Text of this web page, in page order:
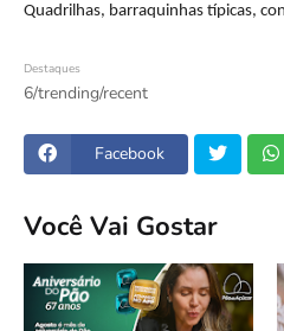
Quadrilhas, barraquinhas típicas,
Destaques
6/trending/recent
Facebook
Você Vai Gostar